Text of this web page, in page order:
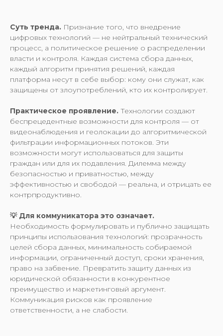
Суть тренда. Признание того, что внедрение
цифровых технологий — не нейтральный технический
процесс, а политическое решение о распределении
власти и контроля. Каждая система сбора данных,
каждый алгоритм принятия решений, каждая
платформа несут в себе выбор: кому они служат, как
защищены от злоупотреблений, кто их контролирует.
Практическое проявление. Технологии создают
беспрецедентные возможности для контроля — от
видеонаблюдения и геолокации до алгоритмической
фильтрации информационных потоков. Эти
возможности могут использоваться для защиты
граждан или для их подавления. Дилемма между
безопасностью и приватностью, между
эффективностью и свободой — реальна, и отрицать ее
контрпродуктивно.
💡 Для коммуникатора это означает.
Необходимость формулировать и публично защищать
принципы использования технологий: прозрачность
целей сбора данных, минимальность собираемой
информации, ограниченный доступ, сроки хранения,
право на забвение. Превратить защиту данных из
юридической обязанности в конкурентное
преимущество и маркетинговый аргумент.
Коммуникация рисков как проявление
ответственности, а не слабости.